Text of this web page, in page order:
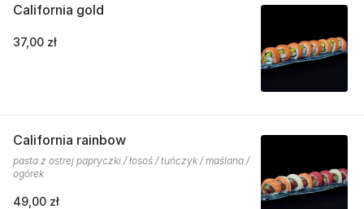
California gold
37,00 zł
California rainbow
pasta z ostrej papryczki / łosoś / tuńczyk / maślana /
ogórek
49,00 zł